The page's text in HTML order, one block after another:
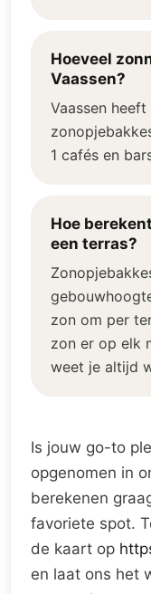
Hoeveel
Vaassen?
Vaassen
1 cafés en
Hoe
een terras?
zon om per
zon er op elk
weet je altijd
Is jouw go-to
opgenomen in
berekenen
favoriete spot.
de kaart op
en laat ons het